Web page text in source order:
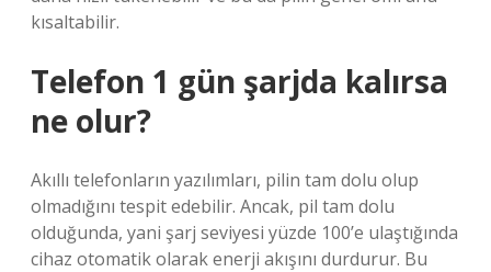
kısaltabilir.
Telefon 1 gün şarjda kalırsa
ne olur?
Akıllı telefonların yazılımları, pilin tam dolu olup
olmadığını tespit edebilir. Ancak, pil tam dolu
olduğunda, yani şarj seviyesi yüzde 100’e ulaştığında
cihaz otomatik olarak enerji akışını durdurur. Bu